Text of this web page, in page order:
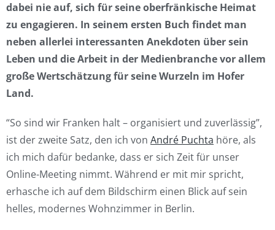
dabei nie auf, sich für seine oberfränkische Heimat
zu engagieren. In seinem ersten Buch findet man
neben allerlei interessanten Anekdoten über sein
Leben und die Arbeit in der Medienbranche vor allem
große Wertschätzung für seine Wurzeln im Hofer
Land.
“So sind wir Franken halt – organisiert und zuverlässig”,
ist der zweite Satz, den ich von André Puchta höre, als
ich mich dafür bedanke, dass er sich Zeit für unser
Online-Meeting nimmt. Während er mit mir spricht,
erhasche ich auf dem Bildschirm einen Blick auf sein
helles, modernes Wohnzimmer in Berlin.